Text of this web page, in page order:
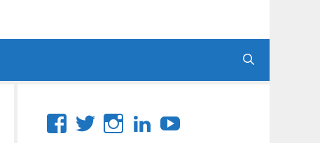
Facebook
TwitterInstagram
LinkedIn